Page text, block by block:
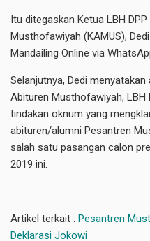
Itu ditegaskan Ketua LBH
Musthofawiyah (KAMUS),
Mandailing Online via
Selanjutnya, Dedi
Abituren Musthofawiyah, LBH
tindakan oknum yang
abituren/alumni Pesantren
salah satu pasangan calon
2019 ini.
Artikel terkait : Pesantren
Deklarasi Jokowi